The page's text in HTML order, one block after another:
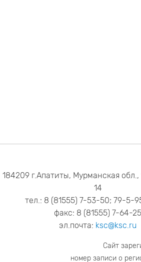
184209 г.Апатиты, Мурманская
14
тел.: 8 (81555) 7-53-50; 79-5-
факс: 8 (81555) 7-64-25
эл.почта: ksc@ksc.ru
Сайт
номер записи о